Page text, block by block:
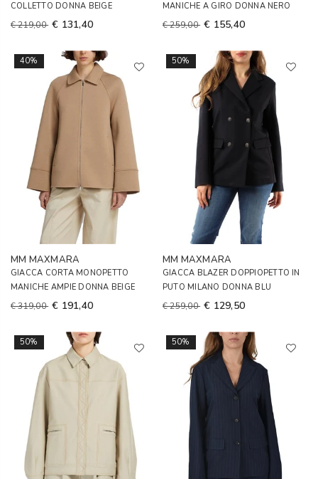
COLLETTO DONNA BEIGE
€ 219,00 € 131,40
MANICHE A GIRO DONNA NERO
€ 259,00 € 155,40
40%
MM MAXMARA
GIACCA CORTA MONOPETTO
MANICHE AMPIE DONNA BEIGE
€ 319,00 € 191,40
50%
MM MAXMARA
GIACCA BLAZER DOPPIOPETTO IN
PUTO MILANO DONNA BLU
€ 259,00 € 129,50
50% 50%